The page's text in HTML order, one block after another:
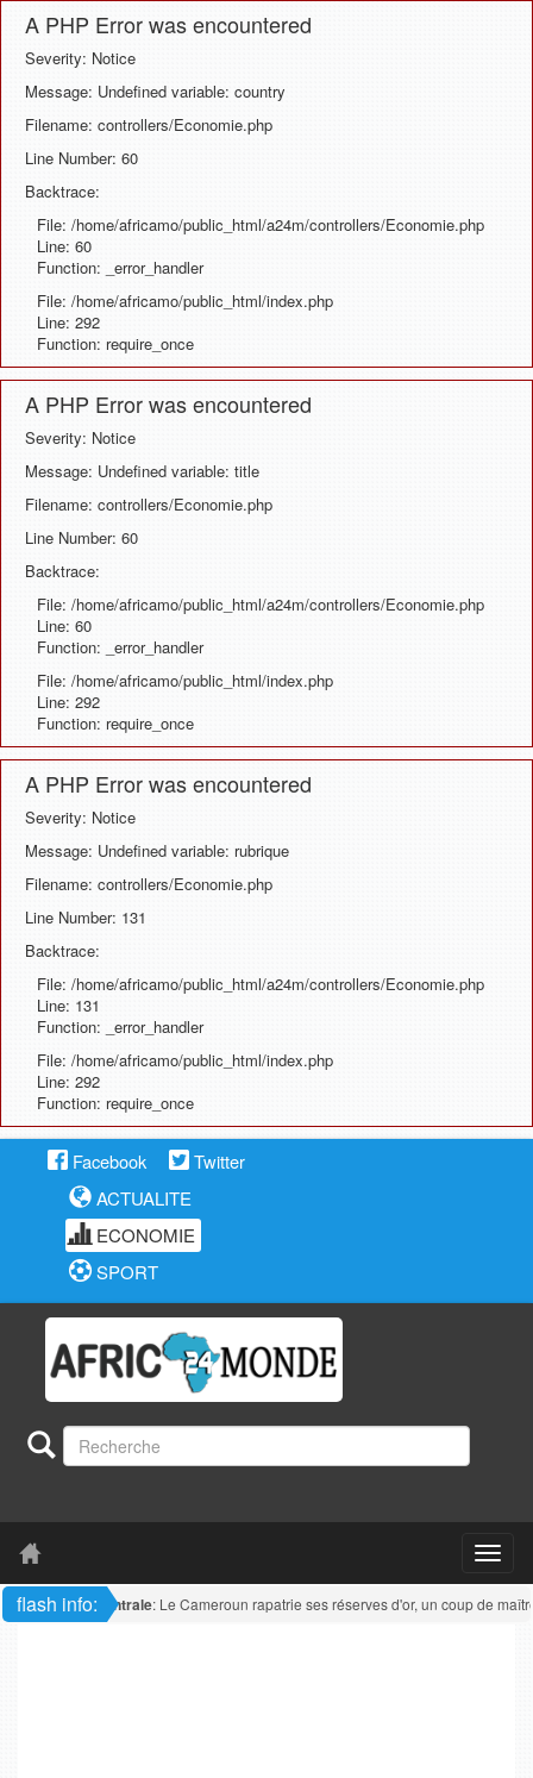
A PHP Error was encountered
Severity: Notice
Message: Undefined variable: country
Filename: controllers/Economie.php
Line Number: 60
Backtrace:
File: /home/africamo/public_html/a24m/controllers/Economie.php
Line: 60
Function: _error_handler
File: /home/africamo/public_html/index.php
Line: 292
Function: require_once
A PHP Error was encountered
Severity: Notice
Message: Undefined variable: title
Filename: controllers/Economie.php
Line Number: 60
Backtrace:
File: /home/africamo/public_html/a24m/controllers/Economie.php
Line: 60
Function: _error_handler
File: /home/africamo/public_html/index.php
Line: 292
Function: require_once
A PHP Error was encountered
Severity: Notice
Message: Undefined variable: rubrique
Filename: controllers/Economie.php
Line Number: 131
Backtrace:
File: /home/africamo/public_html/a24m/controllers/Economie.php
Line: 131
Function: _error_handler
File: /home/africamo/public_html/index.php
Line: 292
Function: require_once
Facebook
Twitter
ACTUALITE
ECONOMIE
SPORT
flash info:
Afrique centrale: Le Cameroun rapatrie ses réserves d'or, un coup de maître